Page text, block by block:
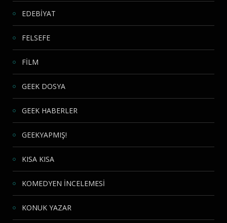
EDEBİYAT
FELSEFE
FİLM
GEEK DOSYA
GEEK HABERLER
GEEKYAPMIŞ!
KISA KISA
KOMEDYEN İNCELEMESİ
KONUK YAZAR